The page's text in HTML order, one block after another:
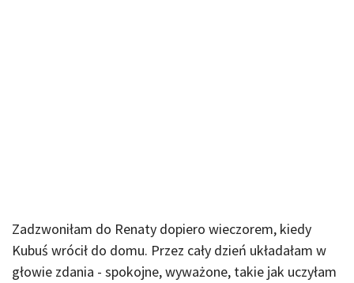
Zadzwoniłam do Renaty dopiero wieczorem, kiedy
Kubuś wrócił do domu. Przez cały dzień układałam w
głowie zdania - spokojne, wyważone, takie jak uczyłam